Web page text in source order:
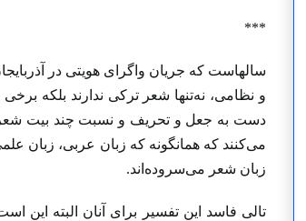
***
سالهاست که جریان واگرای هویتی در
و نظامی، نه‌تنها شعر ترکی ندارند بلکه
دست به جعل و تحریف و نسبت چند بیت شعر
می‌کنند که همانگونه که زبان عربی، زبان
زبان شعر می‌سروده‌اند.
تالی فاسد این تفسیر برای آنان البته این